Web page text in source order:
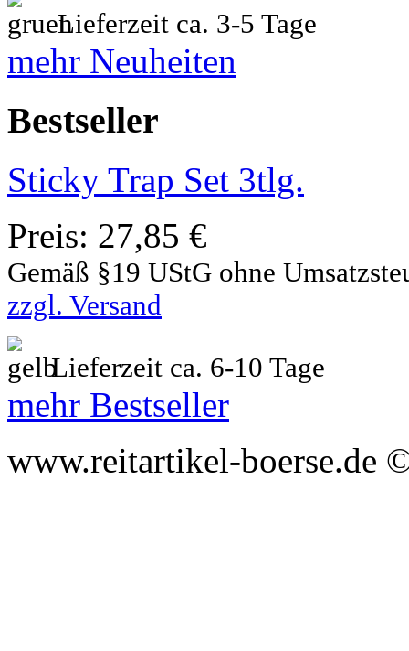
Lieferzeit ca. 3-5 Tage
mehr Neuheiten
Bestseller
Sticky Trap Set 3tlg.
Preis: 27,85 €
Gemäß §19 UStG ohne
zzgl. Versand
Lieferzeit ca. 6-10 Tage
mehr Bestseller
www.reitartikel-boerse.de